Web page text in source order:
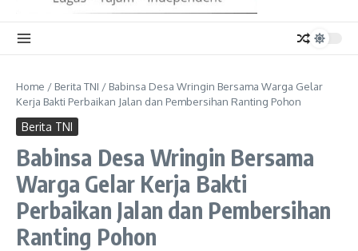
Home / Berita TNI / Babinsa Desa Wringin Bersama Warga Gelar
Kerja Bakti Perbaikan Jalan dan Pembersihan Ranting Pohon
Berita TNI
Babinsa Desa Wringin Bersama
Warga Gelar Kerja Bakti
Perbaikan Jalan dan Pembersihan
Ranting Pohon